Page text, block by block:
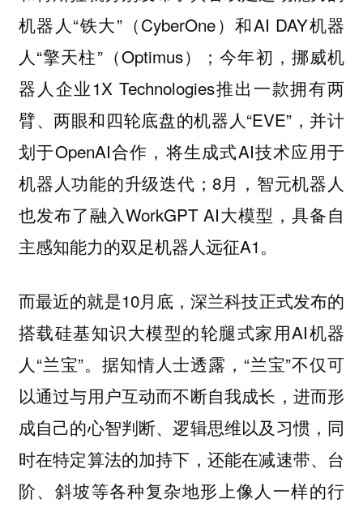
机器人“铁大”（CyberOne）和AI DAY机器
人“擎天柱”（Optimus）；今年初，挪威机
器人企业1X Technologies推出一款拥有两
臂、两眼和四轮底盘的机器人“EVE”，并计
划于OpenAI合作，将生成式AI技术应用于
机器人功能的升级迭代；8月，智元机器人
也发布了融入WorkGPT AI大模型，具备自
主感知能力的双足机器人远征A1。
而最近的就是10月底，深兰科技正式发布的
搭载硅基知识大模型的轮腿式家用AI机器
人“兰宝”。据知情人士透露，“兰宝”不仅可
以通过与用户互动而不断自我成长，进而形
成自己的心智判断、逻辑思维以及习惯，同
时在特定算法的加持下，还能在减速带、台
阶、斜坡等各种复杂地形上像人一样的行